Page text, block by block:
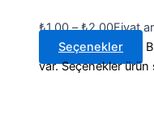
₺1,00 –₺2,00Fiyat
Seçenekler
var. Seçenekler ürün